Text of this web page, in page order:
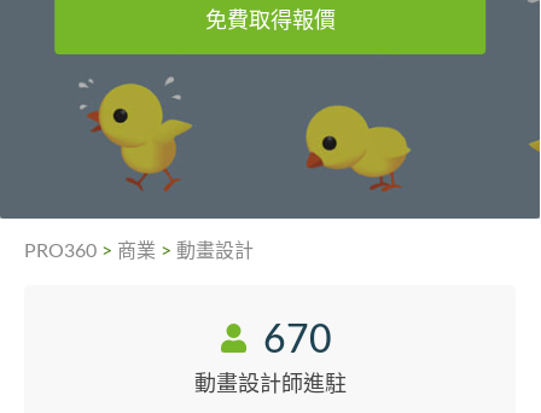
免費取得報價
PRO360 > 商業 > 動畫設計
670
動畫設計師進駐